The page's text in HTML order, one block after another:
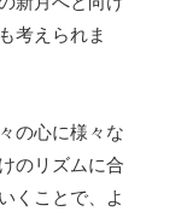
考えられま
の心に様々な
のリズムに合
くことで、よ